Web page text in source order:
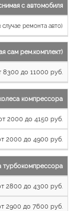
с автомобиля
случае ремонта авто)
сам рем.комплект)
8300 до 11000 руб.
компрессора
2000 до 4150 руб.
2000 до 4900 руб.
турбокомпрессора
2800 до 4300 руб.
2900 до 7600 руб.